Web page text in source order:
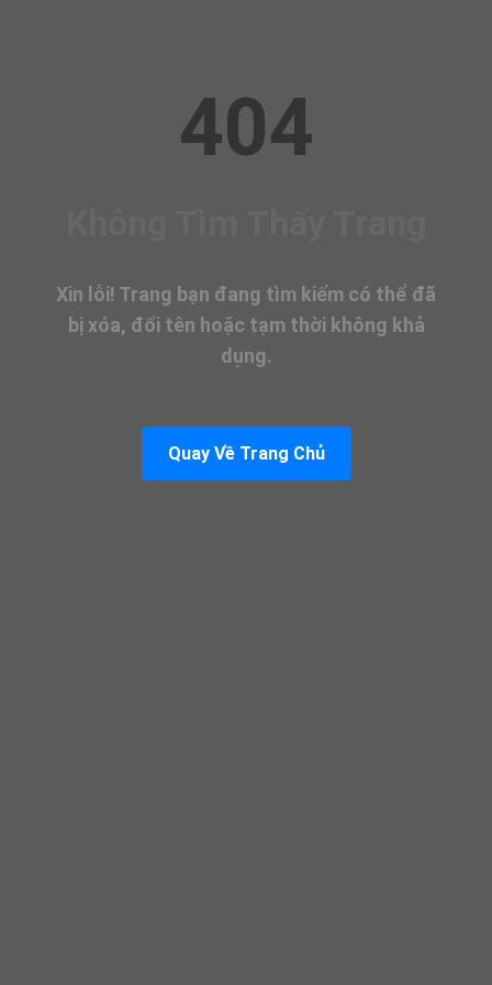
404
Xin lỗi! Trang bạn đang tìm kiếm có thể đã
bị xóa, đổi tên hoặc tạm thời không khả
dụng.
Quay Về Trang Chủ